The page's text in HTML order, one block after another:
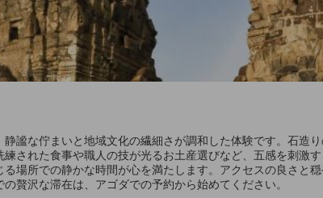
謐な佇まいと地域文化の繊細さが調和した体験です。石造
された食事や職人の技が光るお土産選びなど、五感を刺激
場所での静かな時間が心を満たします。アクセスの良さと
贅沢な滞在は、アゴダでの予約から始めてください。